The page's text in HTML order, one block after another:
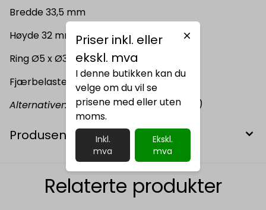
Bredde 33,5 mm
Høyde 32 mm
( totalt med ring 32 mm )
Ring Ø5 x Ø30 ( innv. ) mm
Fjærbelastet lås
Alternativer: 40340-10, 416962.001 (Knott)
Produsent
Relaterte produkter
Priser inkl. eller
ekskl. mva
I denne butikken kan du
velge om du vil se
prisene med eller uten
moms.
Inkl.
mva
Ekskl.
mva